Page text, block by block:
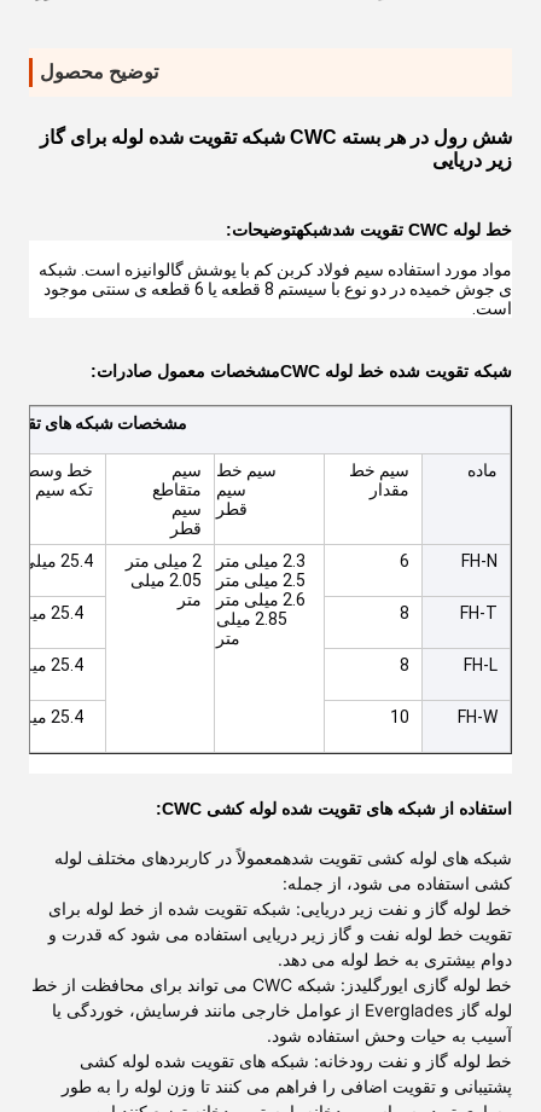
توضیح محصول
شش رول در هر بسته CWC شبکه تقویت شده لوله برای گاز
زیر دریایی
خط لوله CWC تقویت شد شبکهتوضیحات:
است.
شبکه تقویت شده خط لوله CWC مشخصات معمول صادرات:
مشخصات شبکه های تقویت
ماده
سیم خط
مقدار
سیم خط
سیم
قطر
سیم
متقاطع
سیم
قطر
خط وسط
تکه سیم
FH-N
6
2.3 میلی متر
2.5 میلی متر
2.6 میلی متر
2.85 میلی
متر
2 میلی متر
2.05 میلی
متر
25.4 میلی متر
FH-T
8 25.4 میلی متر
FH-L
8 25.4 میلی متر
FH-W
10 25.4 میلی متر
استفاده از شبکه های تقویت شده لوله کشی CWC:
شبکه های لوله کشی تقویت شدهمعمولاً در کاربردهای مختلف لوله
کشی استفاده می شود، از جمله:
خط لوله گاز و نفت زیر دریایی: شبکه تقویت شده از خط لوله برای
تقویت خط لوله نفت و گاز زیر دریایی استفاده می شود که قدرت و
دوام بیشتری به خط لوله می دهد.
خط لوله گازی ایورگلیدز
: شبکه CWC می تواند برای محافظت از خط
لوله گاز Everglades از عوامل خارجی مانند فرسایش، خوردگی یا
آسیب به حیات وحش استفاده شود.
خط لوله گاز و نفت رودخانه: شبکه های تقویت شده لوله کشی
پشتیبانی و تقویت اضافی را فراهم می کنند تا وزن لوله را به طور